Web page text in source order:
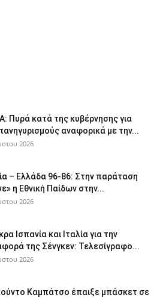
Πυρά κατά της κυβέρνησης για
αναφορικά με την...
2026
– Ελλάδα 96-86: Στην παράταση
η Εθνική Παίδων στην...
2026
Ισπανία και Ιταλία για την
της Σένγκεν: Τελεσίγραφο...
2026
Καμπάτσο έπαιξε μπάσκετ σε